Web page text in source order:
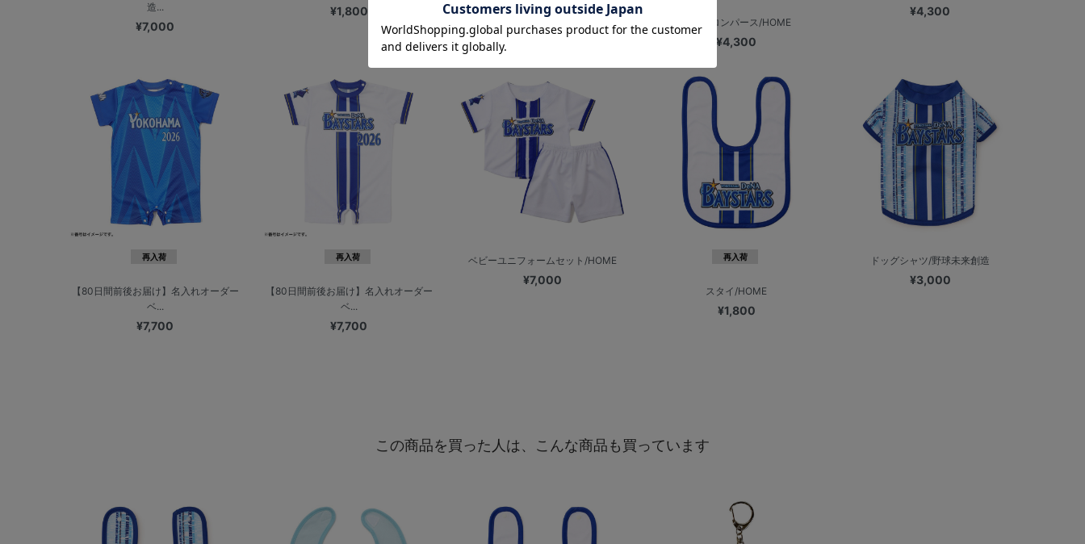
造...
¥7,000
¥1,800 ¥4,300
ベビーロンパース/HOME
¥4,300
¥4,300
再入荷
【80日間前後お届け】名入れオーダー
ベ...
¥7,700
再入荷
【80日間前後お届け】名入れオーダー
ベ...
¥7,700
ベビーユニフォームセット/HOME
¥7,000
再入荷
スタイ/HOME
¥1,800
ドッグシャツ/野球未来創造
¥3,000
この商品を買った人は、こんな商品も買っています